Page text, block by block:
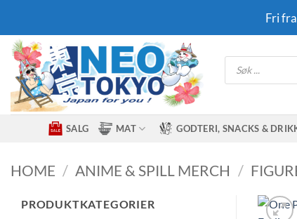
content
Fri
Products
search
SALG MAT GODTERI, SNACKS &
HOME / ANIME & SPILL MERCH /
PRODUKTKATEGORIER